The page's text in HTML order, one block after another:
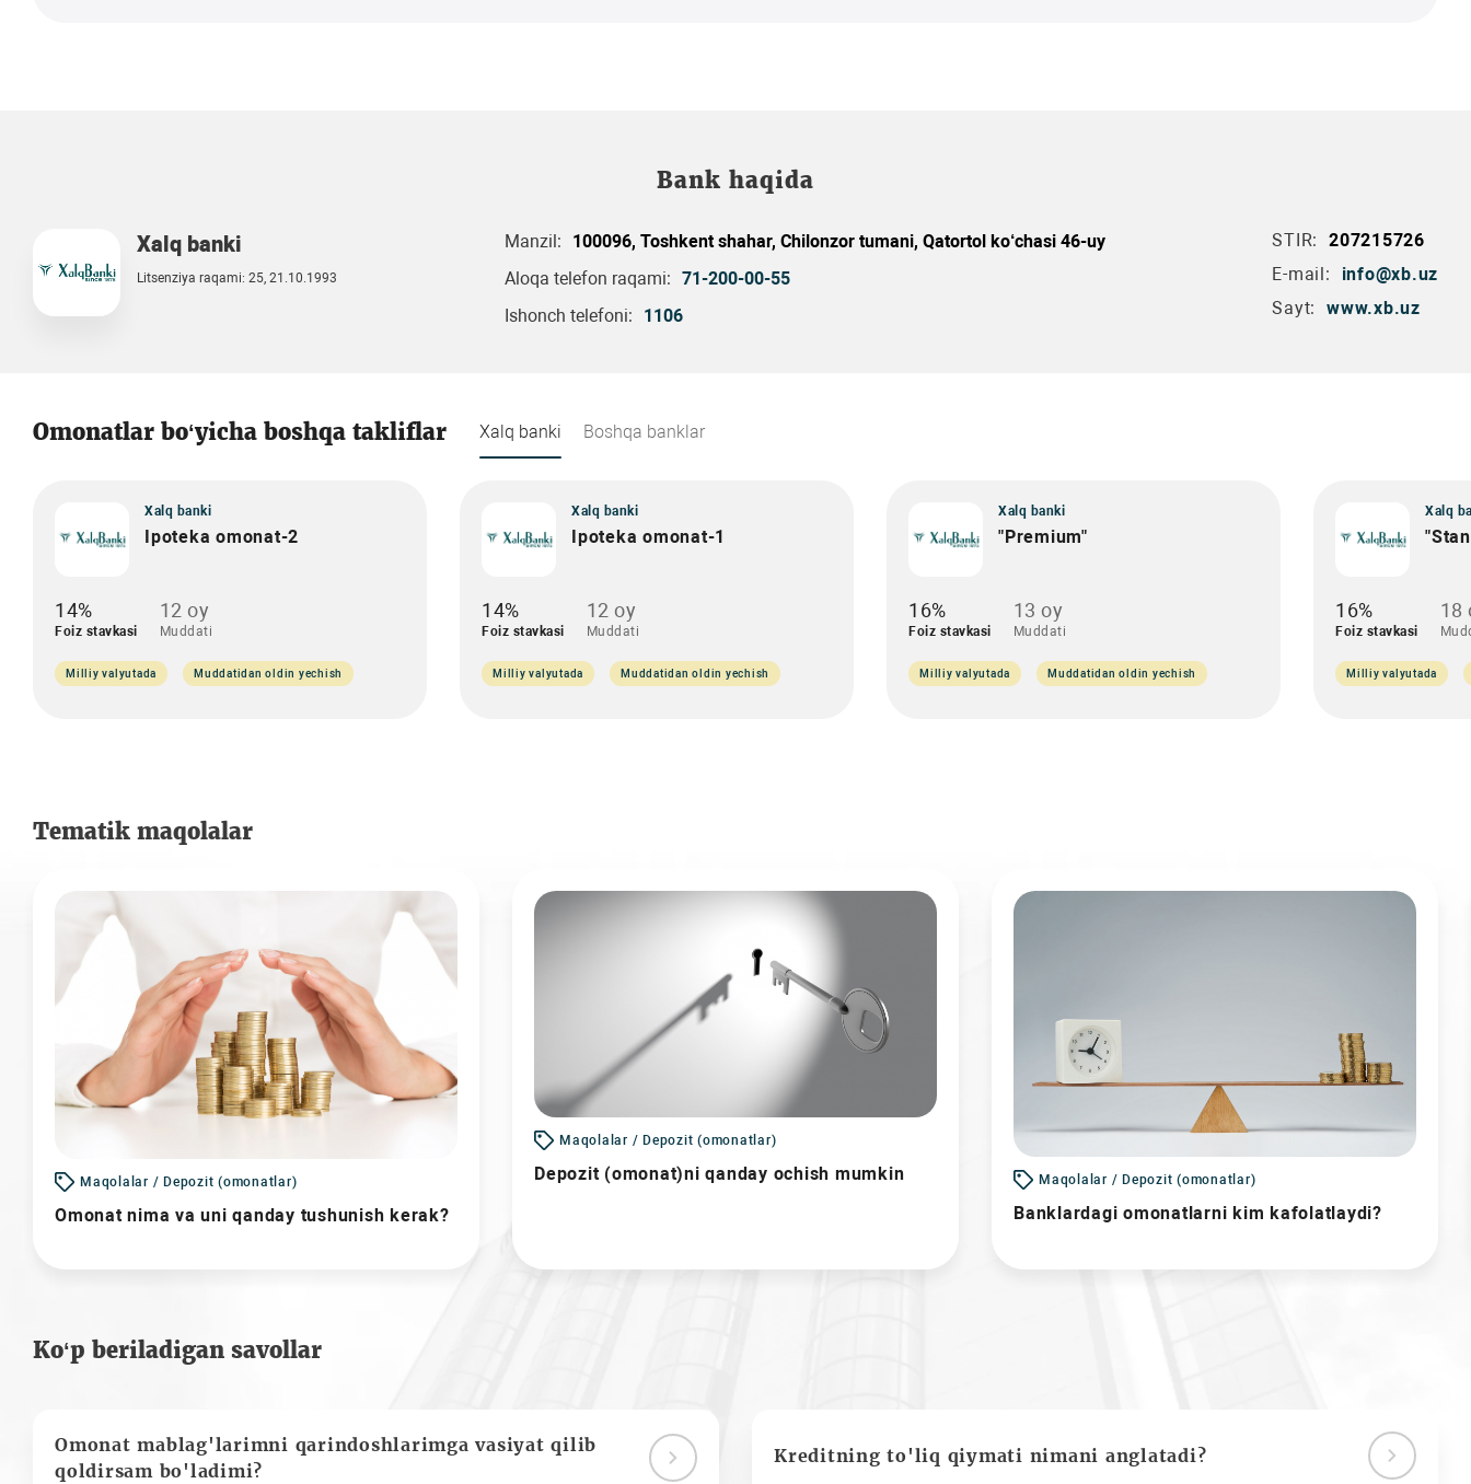
Bank haqida
Xalq banki
Litsenziya raqami: 25, 21.10.1993
Manzil:
100096, Toshkent shahar, Chilonzor tumani, Qatortol ko‘chasi 46-uy
Aloqa telefon raqami: 71-200-00-55
Ishonch telefoni:
1106
STIR:
207215726
E-mail:
info@xb.uz
Sayt:
www.xb.uz
Omonatlar bo‘yicha boshqa takliflar Xalq banki Boshqa banklar
Xalq banki
Ipoteka omonat-2
14%
Foiz stavkasi
12 oy
Muddati
Milliy valyutada Muddatidan oldin yechish
Xalq banki
Ipoteka omonat-1
14%
Foiz stavkasi
12 oy
Muddati
Milliy valyutada Muddatidan oldin yechish
Xalq banki
"Premium"
16%
Foiz stavkasi
13 oy
Muddati
Milliy valyutada Muddatidan oldin yechish
Xalq
16%
Foiz stavkasi
18
Milliy valyutada
Tematik maqolalar
Maqolalar / Depozit (omonatlar)
Omonat nima va uni qanday tushunish kerak?
Maqolalar / Depozit (omonatlar)
Depozit (omonat)ni qanday ochish mumkin Maqolalar / Depozit (omonatlar)
Banklardagi omonatlarni kim kafolatlaydi?
Ko‘p beriladigan savollar
Omonat mablag'larimni qarindoshlarimga vasiyat qilib
qoldirsam bo'ladimi?
Kreditning to'liq qiymati nimani anglatadi?